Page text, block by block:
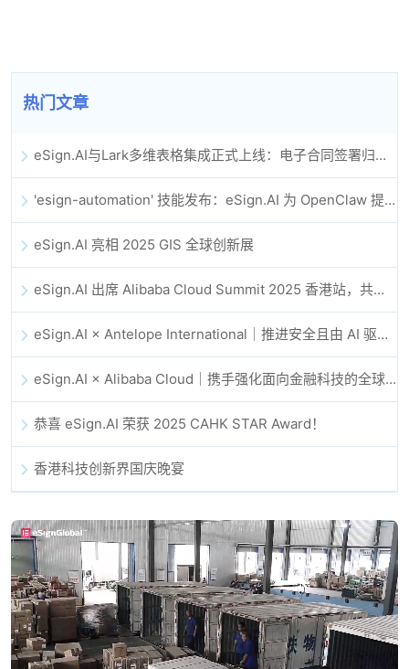
热门文章
eSign.AI与Lark多维表格集成正式上线：电子合同签署归档全程自动化
'esign-automation' 技能发布：eSign.AI 为 OpenClaw 提供自动化电子签名能力
eSign.AI 亮相 2025 GIS 全球创新展
eSign.AI 出席 Alibaba Cloud Summit 2025 香港站，共同探讨 AI 驱动的云创新与数字信任未来
eSign.AI × Antelope International｜推进安全且由 AI 驱动的数字化工作流
eSign.AI × Alibaba Cloud｜携手强化面向金融科技的全球数字信任
恭喜 eSign.AI 荣获 2025 CAHK STAR Award！
香港科技创新界国庆晚宴